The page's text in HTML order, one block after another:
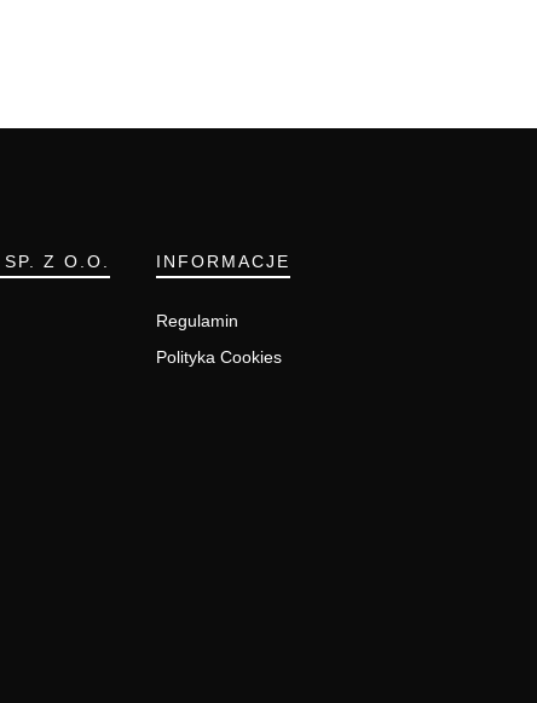
Z O.O. INFORMACJE
Regulamin
Polityka Cookies